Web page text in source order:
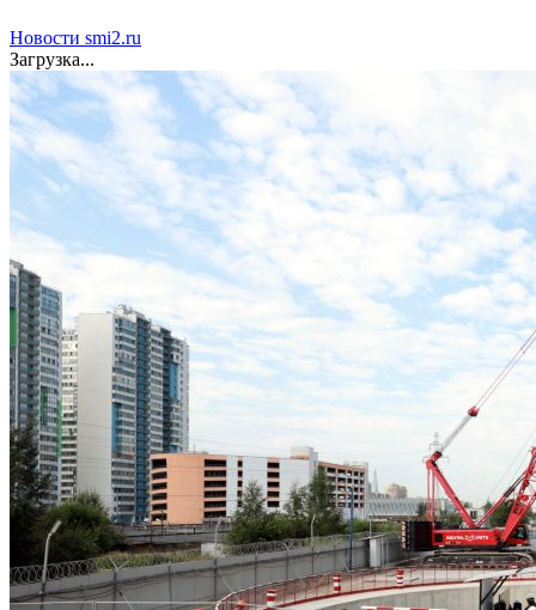
Новости smi2.ru
Загрузка...